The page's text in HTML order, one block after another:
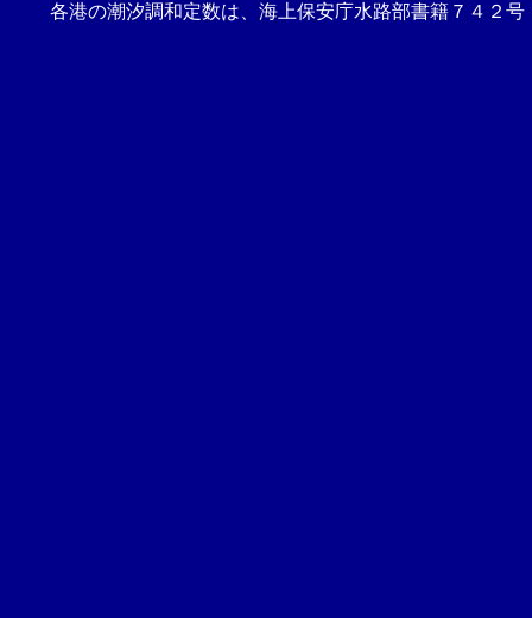
各港の潮汐調和定数は、海上保安庁水路部書籍７４２